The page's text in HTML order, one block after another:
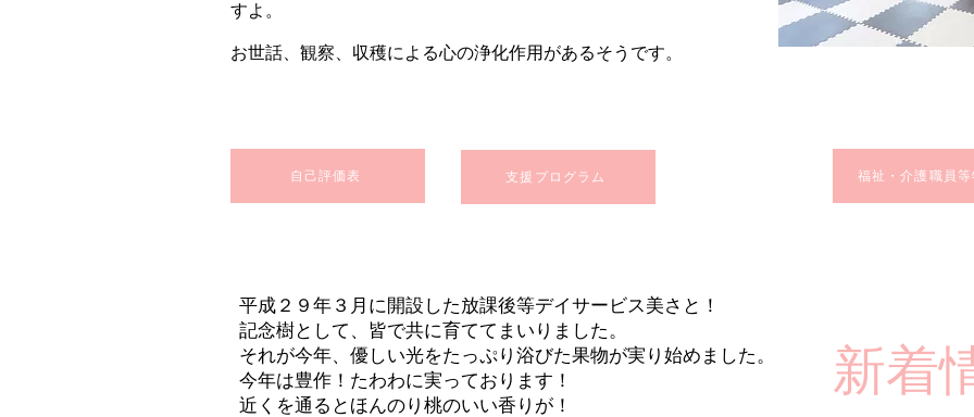
すよ。
お世話、観察、収穫による心の浄化作用があるそうです。​
自己評価表 支援プログラム 福祉・介護職員
平成２９年３月に開設した放課後等デイサービス美さと！
記念樹として、皆で共に育ててまいりました。
それが今年、優しい光をたっぷり浴びた果物が実り始めました。
今年は豊作！たわわに実っております！
近くを通るとほんのり桃のいい香りが！
新着